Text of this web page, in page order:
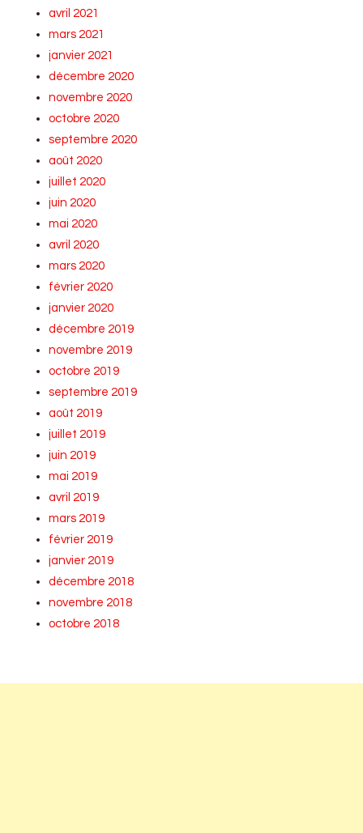
avril 2021
mars 2021
janvier 2021
décembre 2020
novembre 2020
octobre 2020
septembre 2020
août 2020
juillet 2020
juin 2020
mai 2020
avril 2020
mars 2020
février 2020
janvier 2020
décembre 2019
novembre 2019
octobre 2019
septembre 2019
août 2019
juillet 2019
juin 2019
mai 2019
avril 2019
mars 2019
février 2019
janvier 2019
décembre 2018
novembre 2018
octobre 2018